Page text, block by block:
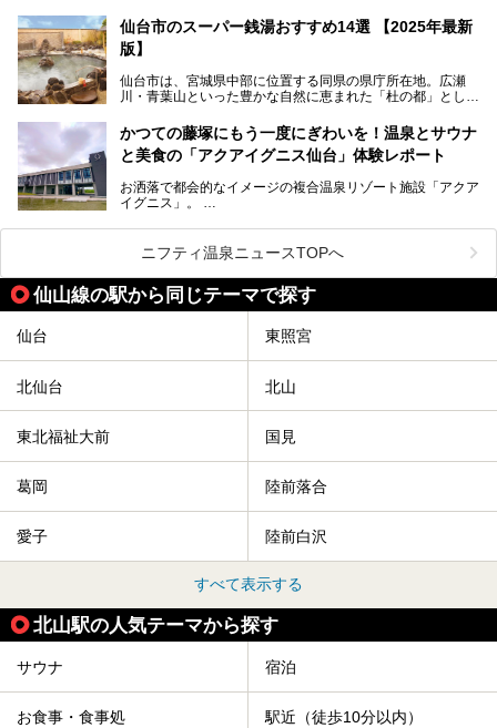
ー
提供元：サッポロビール【PR】
硫黄泉、塩化物泉、硫酸塩泉、炭酸水素塩泉などと多様な泉
質がそろっているからです。
の旅館・ホテルも立ち寄り入浴に門戸を開いてくれていま
す。
今回はそんな旅館の中から、おすすめしたい5ヶ所の温泉を
セレクトしてみました。うち3ヶ所はサウナも楽しめます。
仙台市のスーパー銭湯おすすめ14選 【2025年最新
版】
仙台市は、宮城県中部に位置する同県の県庁所在地。広瀬
川・青葉山といった豊かな自然に恵まれた「杜の都」として
人気です。新幹線を使えば都心から1時間30分とアクセスも
よく、気軽に訪れやすい地方都市の1つです。
仙台牛タンなどを堪能するグルメ旅や、スポーツ観戦の遠征
時などに利用しやすい温浴施設がたくさんありますよ。
かつての藤塚にもう一度にぎわいを！温泉とサウナ
と美食の「アクアイグニス仙台」体験レポート
お洒落で都会的なイメージの複合温泉リゾート施設「アクア
イグニス」。
関西空港や吉川美南（埼玉県）に続いて仙台市若林区に202
2年4月にオープンした「アクアイグニス仙台」は、日帰り
温泉の「藤塚の湯」、マルシェ リアン、和食「笠庵」、イ
タリアン「グリーチネ」、ベーカリー「マリアージュ ドゥ
ファリーヌ」、スイーツの「コンフィチュール アッシュ」
と「ル ショコラ ドゥ アッシュ」、そしてカフェ「猿田彦珈
琲」と話題のお店が勢ぞろい！
この「アクアイグニス仙台」の魅力を探りにお出かけしてき
ニフティ温泉ニュースTOPへ
仙山線の駅から同じテーマで探す
仙台 東照宮
北仙台 北山
東北福祉大前 国見
葛岡 陸前落合
愛子 陸前白沢
すべて表示する
北山駅の人気テーマから探す
サウナ 宿泊
お食事・食事処 駅近（徒歩10分以内）